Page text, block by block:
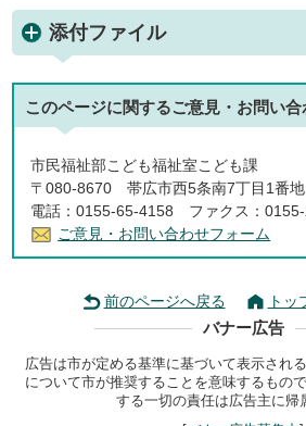
添付ファイル
このページに関するご意見・お問い合
市民福祉部こども福祉室こども課
〒080-8670 帯広市西5条南7丁目1番地
電話：0155-65-4158 ファクス：
ご意見・お問い合わせフォーム
前のページへ戻る ト
バナー広告
広告は市が定める基準に基づいて表示され
について市が推奨することを意味するもの
する一切の責任は広告主に帰